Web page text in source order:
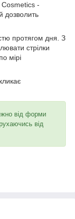
-
дозволить
протягом дня. З
стрілки
мірі
від форми
від